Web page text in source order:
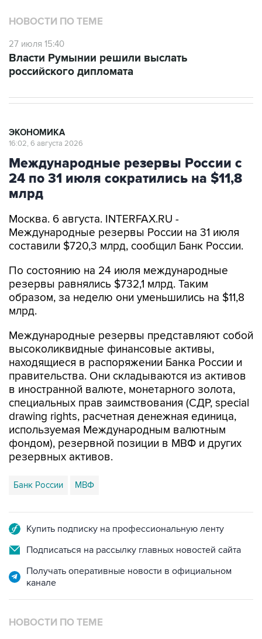
НОВОСТИ ПО ТЕМЕ
27 июля 15:40
Власти Румынии решили выслать
российского дипломата
ЭКОНОМИКА
16:02, 6 августа 2026
Международные резервы России с
24 по 31 июля сократились на $11,8
млрд
Москва. 6 августа. INTERFAX.RU -
Международные резервы России на 31 июля
составили $720,3 млрд, сообщил Банк России.
По состоянию на 24 июля международные
резервы равнялись $732,1 млрд. Таким
образом, за неделю они уменьшились на $11,8
млрд.
Международные резервы представляют собой
высоколиквидные финансовые активы,
находящиеся в распоряжении Банка России и
правительства. Они складываются из активов
в иностранной валюте, монетарного золота,
специальных прав заимствования (СДР, special
drawing rights, расчетная денежная единица,
используемая Международным валютным
фондом), резервной позиции в МВФ и других
резервных активов.
Банк России МВФ
Купить подписку на профессиональную ленту
Подписаться на рассылку главных новостей сайта
Получать оперативные новости в официальном
канале
НОВОСТИ ПО ТЕМЕ